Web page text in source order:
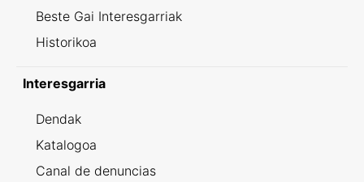
Beste Gai Interesgarriak
Historikoa
Interesgarria
Dendak
Katalogoa
Canal de denuncias